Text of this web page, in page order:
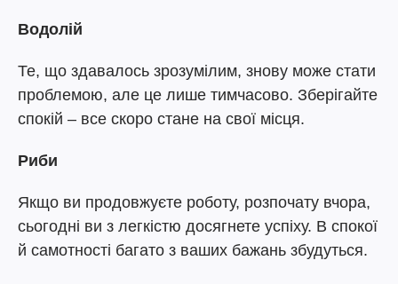
Водолій
Те, що здавалось зрозумілим, знову може стати
проблемою, але це лише тимчасово. Зберігайте
спокій – все скоро стане на свої місця.
Риби
Якщо ви продовжуєте роботу, розпочату вчора,
сьогодні ви з легкістю досягнете успіху. В спокої
й самотності багато з ваших бажань збудуться.